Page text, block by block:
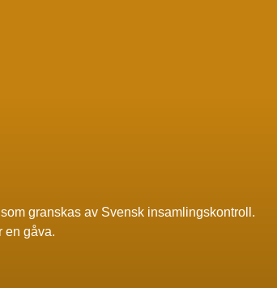
granskas av Svensk insamlingskontroll .
en gåva.